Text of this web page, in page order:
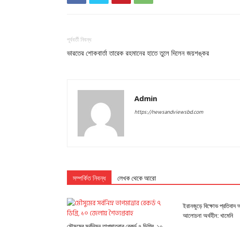
পূর্ববর্তী নিবন্ধ
ভারতের শোকবার্তা তারেক রহমানের হাতে তুলে দিলেন জয়শঙ্কর
Admin
https://newsandviewsbd.com
সম্পর্কিত নিবন্ধ লেখক থেকে আরো
ইরানজুড়ে বিক্ষোভ প্রতিবাদ
আলোচনা অর্থহীন: খামেনি